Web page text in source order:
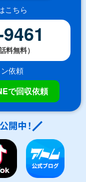
こちら
料無料）
依頼
で回収依頼